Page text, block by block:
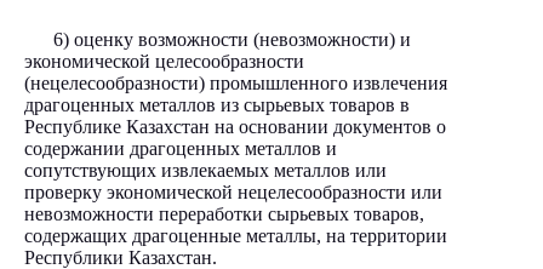
6) оценку возможности (невозможности) и
экономической целесообразности
(нецелесообразности) промышленного извлечения
драгоценных металлов из сырьевых товаров в
Республике Казахстан на основании документов о
содержании драгоценных металлов и
сопутствующих извлекаемых металлов или
проверку экономической нецелесообразности или
невозможности переработки сырьевых товаров,
содержащих драгоценные металлы, на территории
Республики Казахстан.